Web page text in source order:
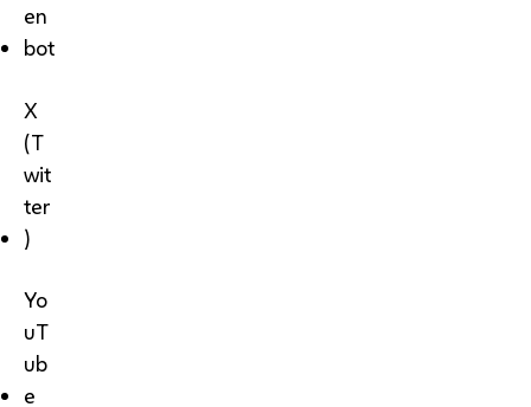
en
bot
X
(T
wit
ter
)
Yo
uT
ub
e